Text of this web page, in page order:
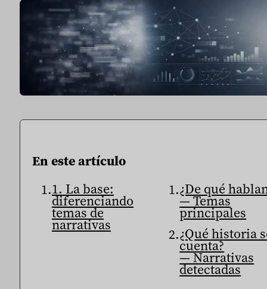
Medios de comunicación e informes
Instituciones públicas
En este artículo
1. La base:
diferenciando
temas de
narrativas
¿De qué
— Temas
principales
¿Qué historia
cuenta?
— Narrativas
detectadas